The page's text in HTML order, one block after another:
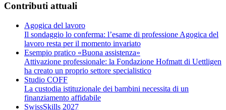
Contributi attuali
Agogica del lavoro
Il sondaggio lo conferma: l’esame di professione Agogica del
lavoro resta per il momento invariato
Esempio pratico «Buona assistenza»
Attivazione professionale: la Fondazione Hofmatt di Uettligen
ha creato un proprio settore specialistico
Studio COFF
La custodia istituzionale dei bambini necessita di un
finanziamento affidabile
SwissSkills 2027